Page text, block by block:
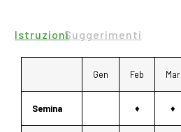
IstruzioniSuggerimenti
Gen Feb Mar
Semina ♦ ♦